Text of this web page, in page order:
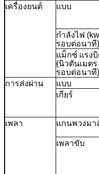
เครื่องยนต์
แบบ
กำลังไฟ
รอบต่อนาที)
แม็กซ์ แรง
(นิวตันเมตร
รอบต่อนาที)
การส่งผ่าน แบบ
เกียร์
เพลา แกนพวงมา
เพลาขับ